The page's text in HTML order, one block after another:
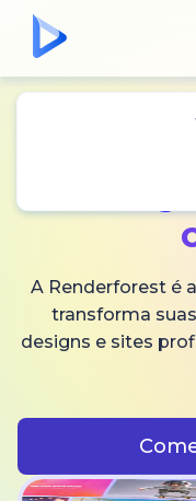
A Renderforest é
transforma
designs e sites